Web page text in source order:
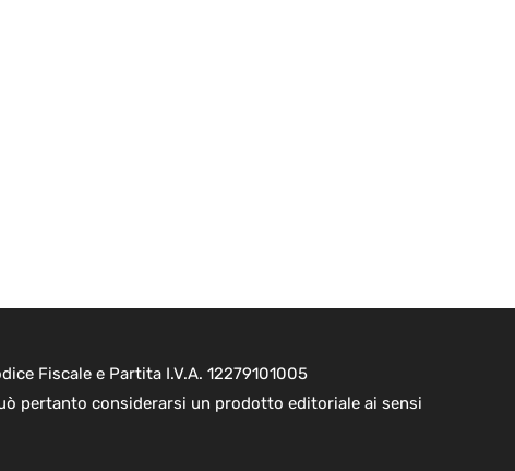
Fiscale e Partita I.V.A. 12279101005
pertanto considerarsi un prodotto editoriale ai sensi